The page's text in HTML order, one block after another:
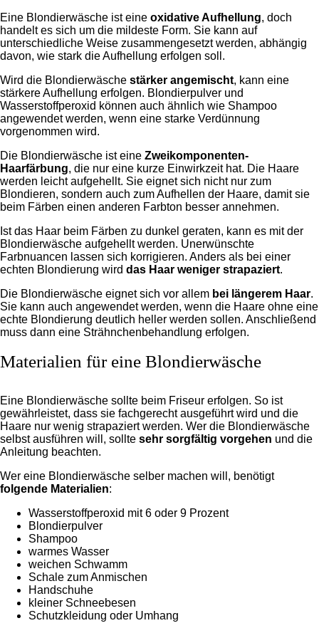
Eine Blondierwäsche ist eine oxidative Aufhellung, doch
handelt es sich um die mildeste Form. Sie kann auf
unterschiedliche Weise zusammengesetzt werden, abhängig
davon, wie stark die Aufhellung erfolgen soll.
Wird die Blondierwäsche stärker angemischt, kann eine
stärkere Aufhellung erfolgen. Blondierpulver und
Wasserstoffperoxid können auch ähnlich wie Shampoo
angewendet werden, wenn eine starke Verdünnung
vorgenommen wird.
Die Blondierwäsche ist eine Zweikomponenten-
Haarfärbung, die nur eine kurze Einwirkzeit hat. Die Haare
werden leicht aufgehellt. Sie eignet sich nicht nur zum
Blondieren, sondern auch zum Aufhellen der Haare, damit sie
beim Färben einen anderen Farbton besser annehmen.
Ist das Haar beim Färben zu dunkel geraten, kann es mit der
Blondierwäsche aufgehellt werden. Unerwünschte
Farbnuancen lassen sich korrigieren. Anders als bei einer
echten Blondierung wird das Haar weniger strapaziert.
Die Blondierwäsche eignet sich vor allem bei längerem Haar.
Sie kann auch angewendet werden, wenn die Haare ohne eine
echte Blondierung deutlich heller werden sollen. Anschließend
muss dann eine Strähnchenbehandlung erfolgen.
Materialien für eine Blondierwäsche
Eine Blondierwäsche sollte beim Friseur erfolgen. So ist
gewährleistet, dass sie fachgerecht ausgeführt wird und die
Haare nur wenig strapaziert werden. Wer die Blondierwäsche
selbst ausführen will, sollte sehr sorgfältig vorgehen und die
Anleitung beachten.
Wer eine Blondierwäsche selber machen will, benötigt
folgende Materialien:
Wasserstoffperoxid mit 6 oder 9 Prozent
Blondierpulver
Shampoo
warmes Wasser
weichen Schwamm
Schale zum Anmischen
Handschuhe
kleiner Schneebesen
Schutzkleidung oder Umhang